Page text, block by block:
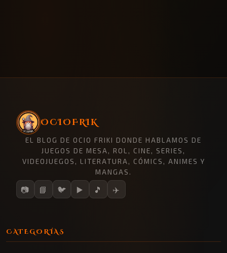
OCIOFRIK
EL BLOG DE OCIO FRIKI DONDE HABLAMOS DE
JUEGOS DE MESA, ROL, CINE, SERIES,
VIDEOJUEGOS, LITERATURA, CÓMICS, ANIMES Y
MANGAS.
📷 📘 🐦 ▶️ 🎵 ✈️
CATEGORÍAS